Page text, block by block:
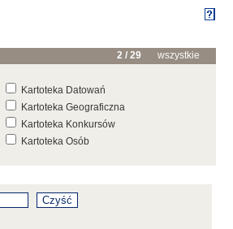
2 / 29 wszystkie
Kartoteka Datowań
Kartoteka Geograficzna
Kartoteka Konkursów
Kartoteka Osób
Kartoteka Wystaw
Kartoteka Źródeł